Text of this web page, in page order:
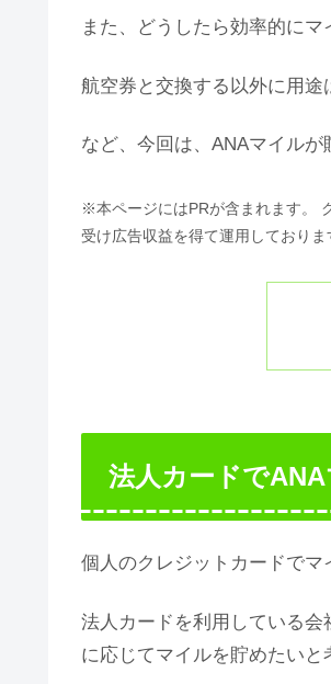
また、どうしたら効率的にマ
航空券と交換する以外に用途
など、今回は、ANAマイルが
※本ページにはPRが含まれます。
受け広告収益を得て運用しておりま
法人カードで
個人のクレジットカードでマ
法人カードを利用している
に応じてマイルを貯めたいと